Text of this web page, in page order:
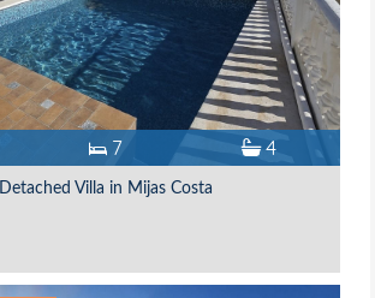
7 4
Detached Villa in Mijas Costa